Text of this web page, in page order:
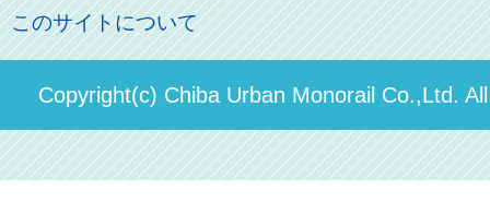
パスモのご案内
ステーションギャラリー
駅構内出店者様募集
お問い合わせ先
社長ごあいさつ
決算概要
輸送人員の推移（PDF）
このサイトについて
Copyright(c) Chiba Urban Monorail Co.,Ltd.